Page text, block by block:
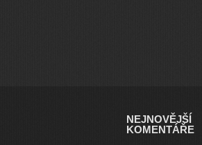
NEJNOVĚJŠÍ
KOMENTÁŘE